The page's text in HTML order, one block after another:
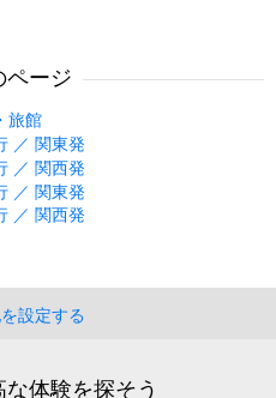
ページ
旅館
／ 関東発
／ 関西発
／ 関東発
／ 関西発
設定する
体験を探そう